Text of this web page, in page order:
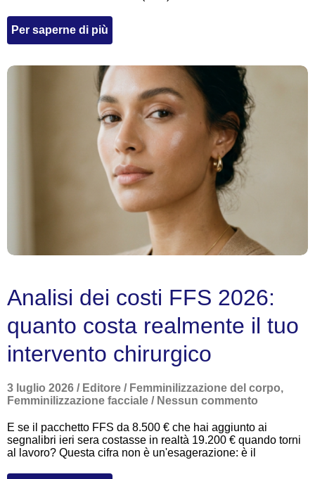
Per saperne di più
Analisi dei costi FFS 2026:
quanto costa realmente il tuo
intervento chirurgico
3 luglio 2026 / Editore / Femminilizzazione del corpo,
Femminilizzazione facciale / Nessun commento
E se il pacchetto FFS da 8.500 € che hai aggiunto ai
segnalibri ieri sera costasse in realtà 19.200 € quando torni
al lavoro? Questa cifra non è un'esagerazione: è il